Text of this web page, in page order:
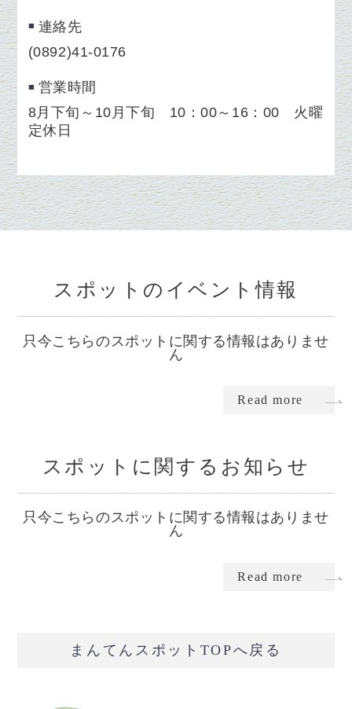
連絡先
(0892)41-0176
営業時間
8月下旬～10月下旬 10：00～16：00 火曜
定休日
スポットのイベント情報
只今こちらのスポットに関する情報はありませ
ん
Read more
スポットに関するお知らせ
只今こちらのスポットに関する情報はありませ
ん
Read more
まんてんスポットTOPへ戻る